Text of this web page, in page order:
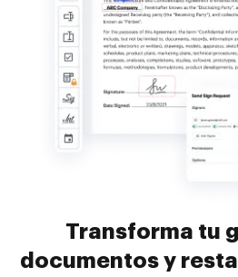
Transforma tu
documentos y